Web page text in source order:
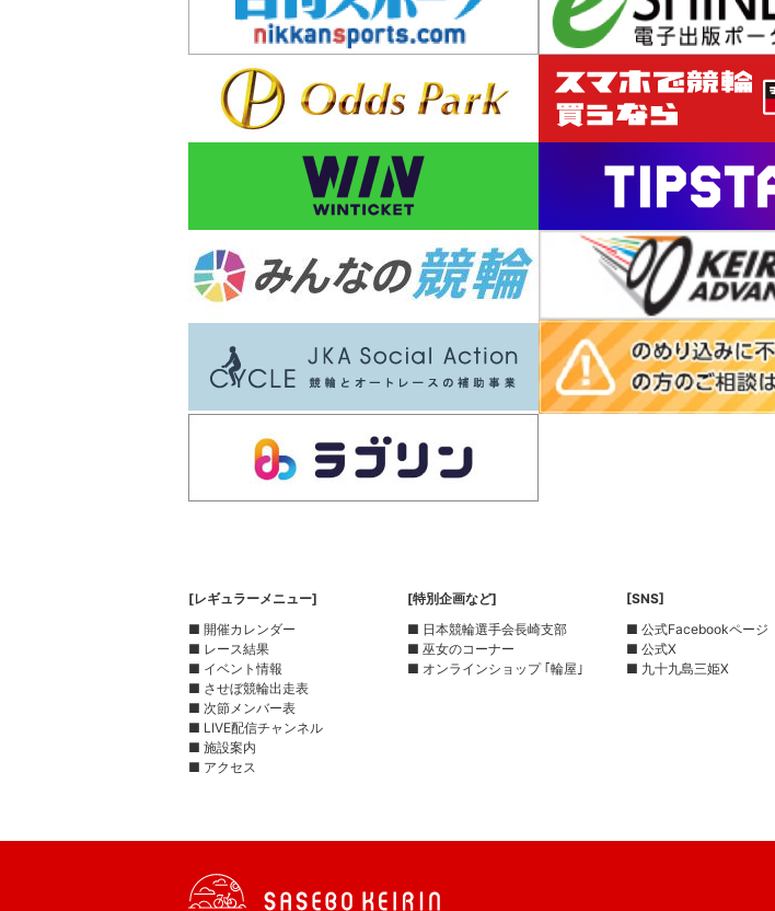
[レギュラーメニュー]
■ 開催カレンダー
■ レース結果
■ イベント情報
■ させぼ競輪出走表
■ 次節メンバー表
■ LIVE配信チャンネル
■ 施設案内
■ アクセス
[特別企画など]
■ 日本競輪選手会長崎支部
■ 巫女のコーナー
■ オンラインショップ ｢輪屋｣
[SNS]
■ 公式Facebookページ
■ 公式X
■ 九十九島三姫X